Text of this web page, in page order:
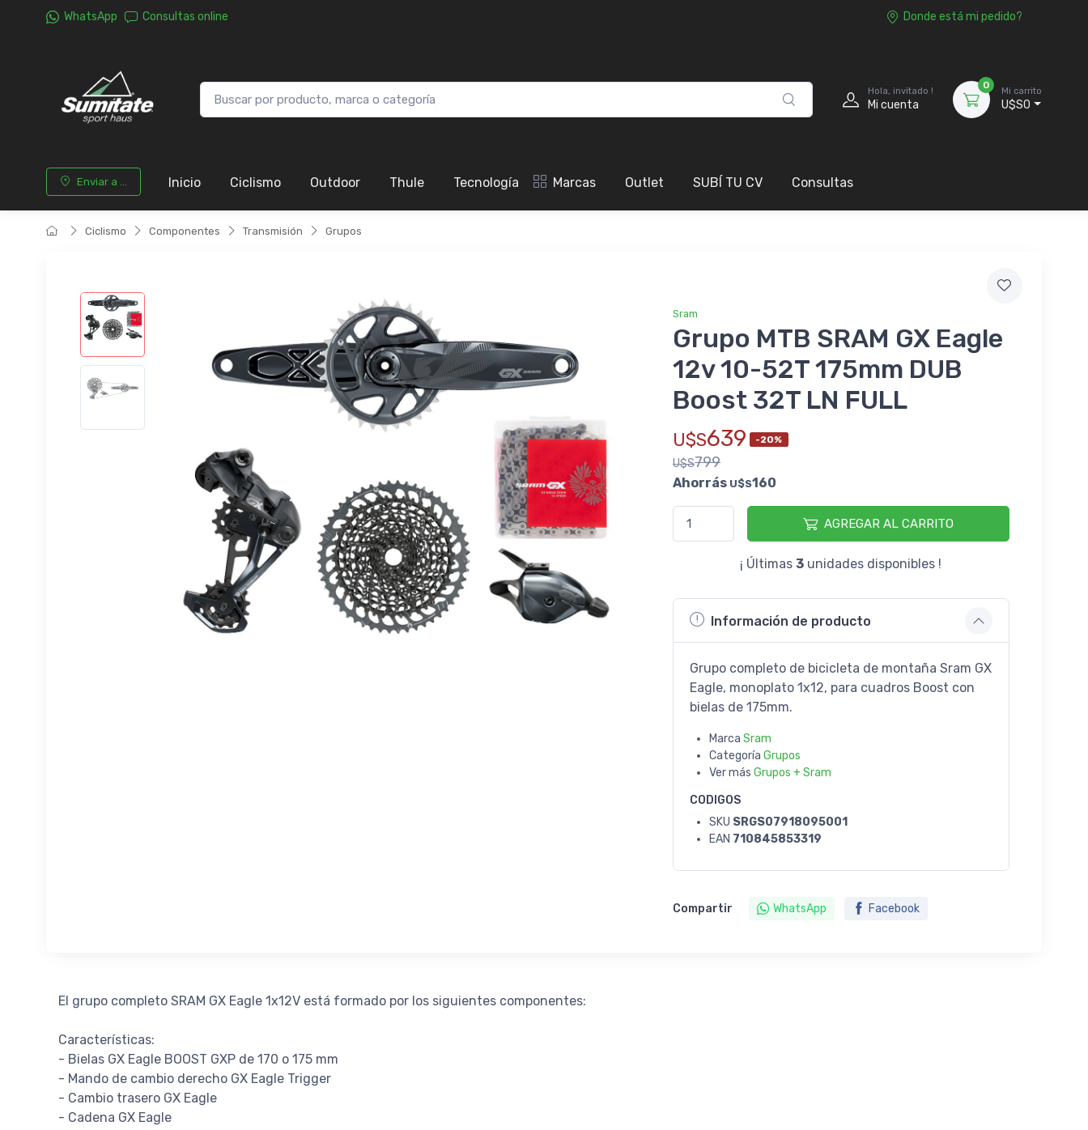
WhatsApp Consultas online Donde está mi pedido?
Hola, invitado !
Mi cuenta
0
Mi carrito
U$S0
Enviar a ... Inicio Ciclismo Outdoor Thule Tecnología Marcas Outlet SUBÍ TU CV Consultas
Ciclismo Componentes Transmisión Grupos
Sram
Grupo MTB SRAM GX Eagle
12v 10-52T 175mm DUB
Boost 32T LN FULL
U$S639 -20%
U$S799
Ahorrás U$S160
AGREGAR AL CARRITO
¡ Últimas3 unidades disponibles !
Información de producto
Grupo completo de bicicleta de montaña Sram GX
Eagle, monoplato 1x12, para cuadros Boost con
bielas de 175mm.
Marca Sram
Categoría Grupos
Ver más Grupos + Sram
CODIGOS
SKU SRGS07918095001
EAN 710845853319
Compartir WhatsApp Facebook
El grupo completo SRAM GX Eagle 1x12V está formado por los siguientes componentes:
Características:
- Bielas GX Eagle BOOST GXP de 170 o 175 mm
- Mando de cambio derecho GX Eagle Trigger
- Cambio trasero GX Eagle
- Cadena GX Eagle